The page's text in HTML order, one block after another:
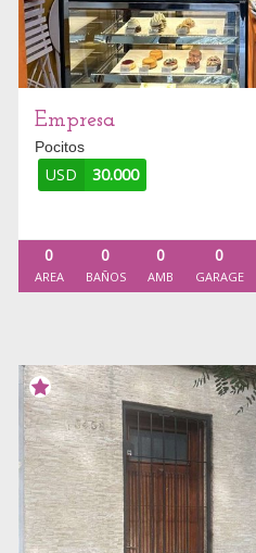
Empresa
Pocitos
USD 30.000
0
AREA
0
BAÑOS
0
AMB
0
GARAGE